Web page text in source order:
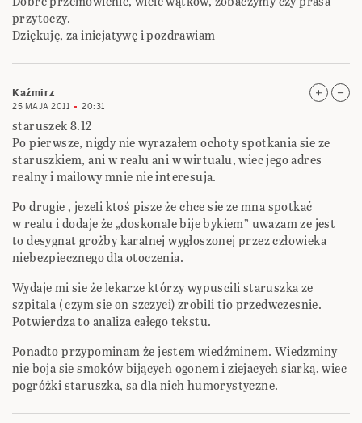
przytoczy.
Dziękuję, za inicjatywę i pozdrawiam
Kaźmirz
25 MAJA 2011 20:31
staruszek 8.12
Po pierwsze, nigdy nie wyrazałem ochoty spotkania sie ze
staruszkiem, ani w realu ani w wirtualu, wiec jego adres
realny i mailowy mnie nie interesuja.
Po drugie , jezeli ktoś pisze że chce sie ze mna spotkać
w realu i dodaje że „doskonale bije bykiem” uwazam ze jest
to desygnat grożby karalnej wygłoszonej przez człowieka
niebezpiecznego dla otoczenia.
Wydaje mi sie że lekarze którzy wypuscili staruszka ze
szpitala ( czym sie on szczyci) zrobili tio przedwczesnie.
Potwierdza to analiza całego tekstu.
Ponadto przypominam że jestem wiedźminem. Wiedzminy
nie boja sie smoków bijących ogonem i ziejacych siarką, wiec
pogróżki staruszka, sa dla nich humorystyczne.